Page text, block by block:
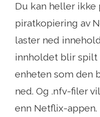
Du kan heller
piratkopiering av
laster ned
innholdet blir spilt
enheten som den
ned. Og .nfv-filer
enn Netflix-appen.